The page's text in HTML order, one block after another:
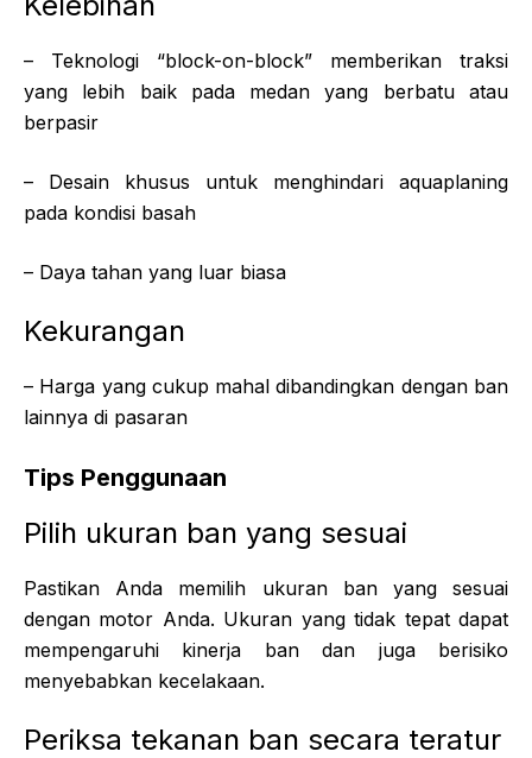
– Teknologi “block-on-block” memberikan traksi
yang lebih baik pada medan yang berbatu atau
berpasir
– Desain khusus untuk menghindari aquaplaning
pada kondisi basah
– Daya tahan yang luar biasa
Kekurangan
– Harga yang cukup mahal dibandingkan dengan ban
lainnya di pasaran
Tips Penggunaan
Pilih ukuran ban yang sesuai
Pastikan Anda memilih ukuran ban yang sesuai
dengan motor Anda. Ukuran yang tidak tepat dapat
mempengaruhi kinerja ban dan juga berisiko
menyebabkan kecelakaan.
Periksa tekanan ban secara teratur